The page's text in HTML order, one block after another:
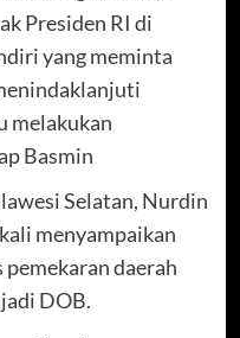
Presiden RI di
yang meminta
melakukan
Basmin
Selatan, Nurdin
menyampaikan
daerah
DOB.